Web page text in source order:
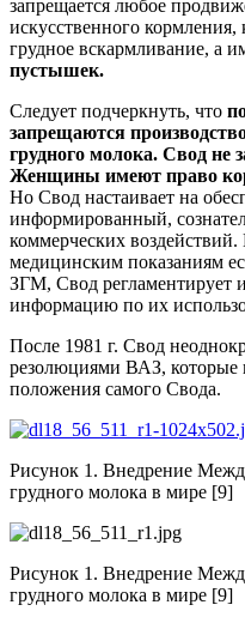
запрещается любое
искусственного
грудное вскармливание, а
пустышек.
Следует подчеркнуть, что
запрещаются
грудного молока. Свод не
Женщины имеют право
Но Свод настаивает на
информированный,
коммерческих
медицинским показаниям
ЗГМ, Свод регламентирует
информацию по их
После 1981 г. Свод
резолюциями ВАЗ, которые
положения самого Свода.
Рисунок 1. Внедрение
грудного молока в мире [9]
Рисунок 1. Внедрение
грудного молока в мире [9]